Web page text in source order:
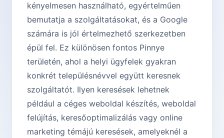
kényelmesen használható, egyértelműen
bemutatja a szolgáltatásokat, és a Google
számára is jól értelmezhető szerkezetben
épül fel. Ez különösen fontos Pinnye
területén, ahol a helyi ügyfelek gyakran
konkrét településnévvel együtt keresnek
szolgáltatót. Ilyen keresések lehetnek
például a céges weboldal készítés, weboldal
felújítás, keresőoptimalizálás vagy online
marketing témájú keresések, amelyeknél a